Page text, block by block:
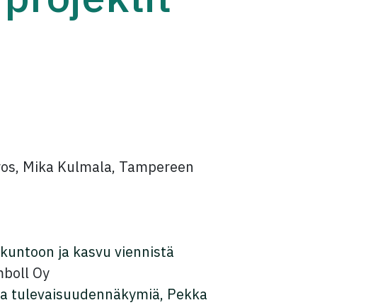
Mika Kulmala, Tampereen
ja kasvu viennistä
Oy
tulevaisuudennäkymiä, Pekka